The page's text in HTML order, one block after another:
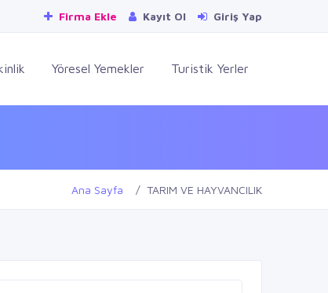
Firma Ekle Kayıt Ol Giriş Yap
Yöresel Yemekler Turistik Yerler
Ana Sayfa TARIM VE HAYVANCILIK